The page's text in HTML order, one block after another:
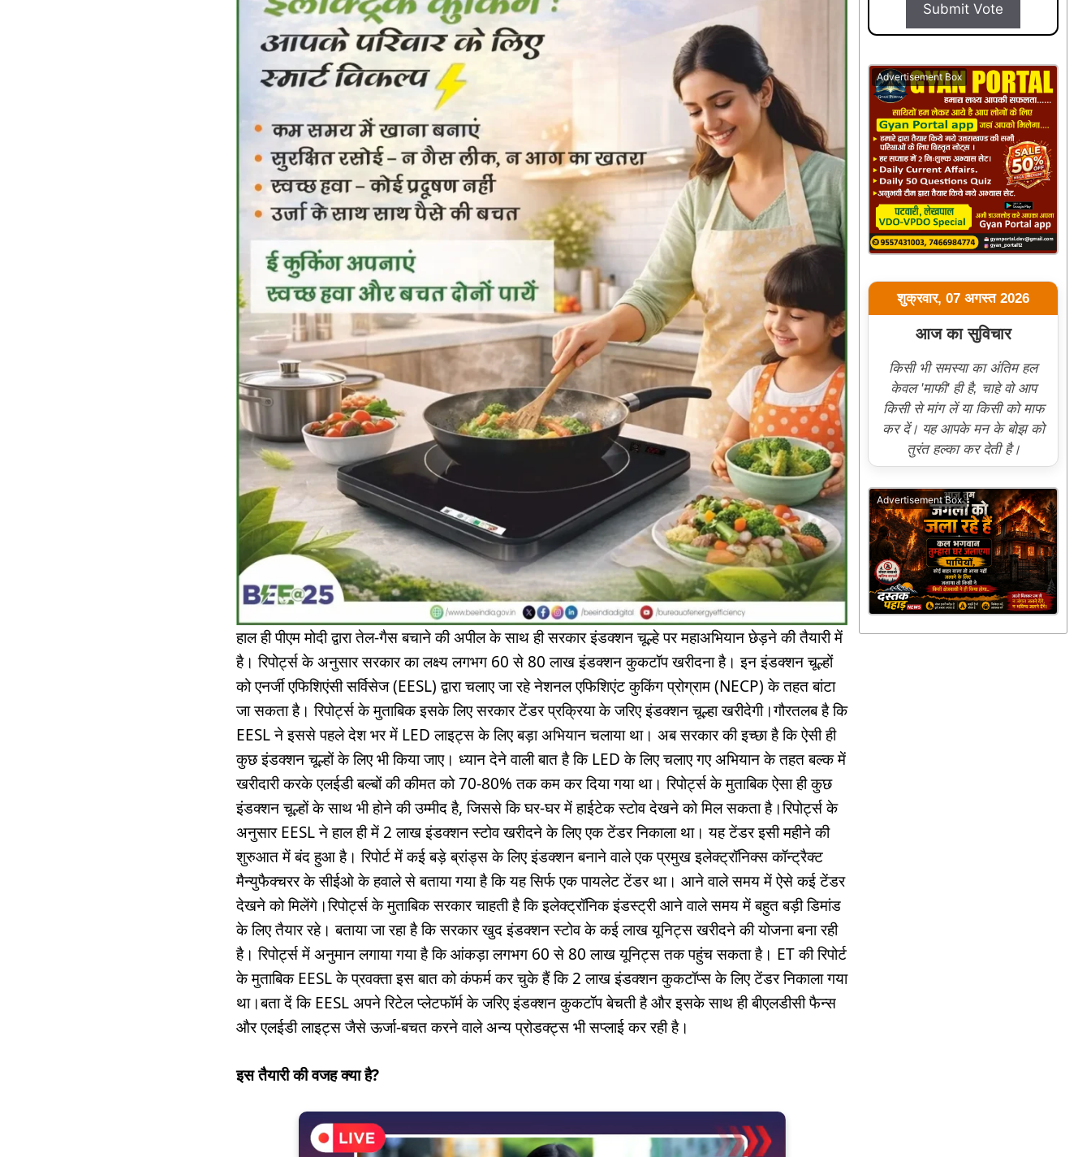
हाल ही पीएम मोदी द्वारा तेल-गैस बचाने की अपील के साथ ही सरकार इंडक्शन चूल्हे पर महाअभियान छेड़ने की तैयारी में
है। रिपोर्ट्स के अनुसार सरकार का लक्ष्य लगभग 60 से 80 लाख इंडक्शन कुकटॉप खरीदना है। इन इंडक्शन चूल्हों
को एनर्जी एफिशिएंसी सर्विसेज (EESL) द्वारा चलाए जा रहे नेशनल एफिशिएंट कुकिंग प्रोग्राम (NECP) के तहत बांटा
जा सकता है। रिपोर्ट्स के मुताबिक इसके लिए सरकार टेंडर प्रक्रिया के जरिए इंडक्शन चूल्हा खरीदेगी।गौरतलब है कि
EESL ने इससे पहले देश भर में LED लाइट्स के लिए बड़ा अभियान चलाया था। अब सरकार की इच्छा है कि ऐसी ही
कुछ इंडक्शन चूल्हों के लिए भी किया जाए। ध्यान देने वाली बात है कि LED के लिए चलाए गए अभियान के तहत बल्क में
खरीदारी करके एलईडी बल्बों की कीमत को 70-80% तक कम कर दिया गया था। रिपोर्ट्स के मुताबिक ऐसा ही कुछ
इंडक्शन चूल्हों के साथ भी होने की उम्मीद है, जिससे कि घर-घर में हाईटेक स्टोव देखने को मिल सकता है।रिपोर्ट्स के
अनुसार EESL ने हाल ही में 2 लाख इंडक्शन स्टोव खरीदने के लिए एक टेंडर निकाला था। यह टेंडर इसी महीने की
शुरुआत में बंद हुआ है। रिपोर्ट में कई बड़े ब्रांड्स के लिए इंडक्शन बनाने वाले एक प्रमुख इलेक्ट्रॉनिक्स कॉन्ट्रैक्ट
मैन्युफैक्चरर के सीईओ के हवाले से बताया गया है कि यह सिर्फ एक पायलेट टेंडर था। आने वाले समय में ऐसे कई टेंडर
देखने को मिलेंगे।रिपोर्ट्स के मुताबिक सरकार चाहती है कि इलेक्ट्रॉनिक इंडस्ट्री आने वाले समय में बहुत बड़ी डिमांड
के लिए तैयार रहे। बताया जा रहा है कि सरकार खुद इंडक्शन स्टोव के कई लाख यूनिट्स खरीदने की योजना बना रही
है। रिपोर्ट्स में अनुमान लगाया गया है कि आंकड़ा लगभग 60 से 80 लाख यूनिट्स तक पहुंच सकता है। ET की रिपोर्ट
के मुताबिक EESL के प्रवक्ता इस बात को कंफर्म कर चुके हैं कि 2 लाख इंडक्शन कुकटॉप्स के लिए टेंडर निकाला गया
था।बता दें कि EESL अपने रिटेल प्लेटफॉर्म के जरिए इंडक्शन कुकटॉप बेचती है और इसके साथ ही बीएलडीसी फैन्स
और एलईडी लाइट्स जैसे ऊर्जा-बचत करने वाले अन्य प्रोडक्ट्स भी सप्लाई कर रही है।
इस तैयारी की वजह क्या है?
Submit Vote
Advertisement Box
शुक्रवार, 07 अगस्त 2026
आज का सुविचार
किसी भी समस्या का अंतिम हल
केवल 'माफी' ही है, चाहे वो आप
किसी से मांग लें या किसी को माफ
कर दें। यह आपके मन के बोझ को
तुरंत हल्का कर देती है।
Advertisement Box